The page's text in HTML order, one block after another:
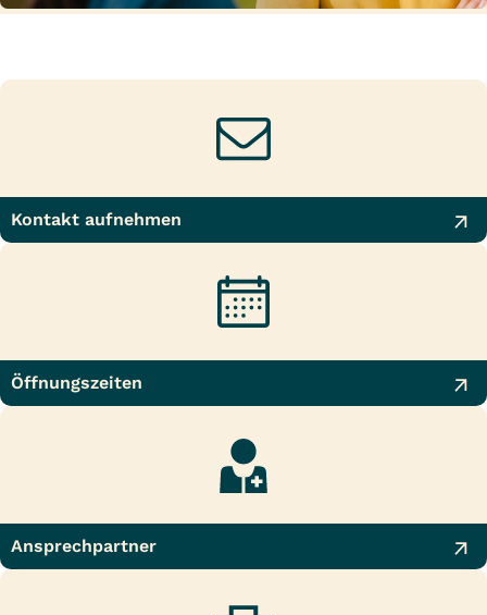
Kontakt aufnehmen
Öffnungszeiten
Ansprechpartner